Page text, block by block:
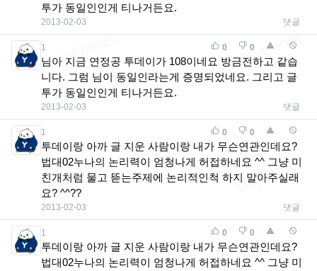
투가 동일인인게 티나거든요.
2013-02-03 댓글
1 0 0
님아 지금 연정공 투데이가 108이네요 방금전하고 같습
니다. 그럼 님이 동일인라는게 증명되었네요. 그리고 글
투가 동일인인게 티나거든요.
2013-02-03 댓글
1 0 0
투데이랑 아까 글 지운 사람이랑 내가 무슨연관인데요?
법대02누나의 논리력이 엄청나게 허접하네요 ^^ 그냥 미
친개처럼 물고 뜯는주제에 논리적인척 하지 말아주실래
요? ^^??
2013-02-03 댓글
1 0 0
투데이랑 아까 글 지운 사람이랑 내가 무슨연관인데요?
법대02누나의 논리력이 엄청나게 허접하네요 ^^ 그냥 미